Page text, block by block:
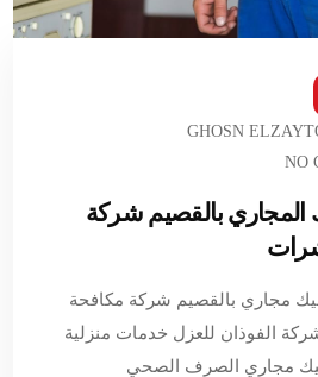
GHOSN
NO
بالقصيم شركة
مجاري بالقصيم شركة مكافحة
الفوذان للعزل خدمات منزلية
مجاري الصرف الصحي